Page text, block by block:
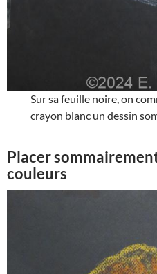
Sur sa feuille noire, on
crayon blanc un dessin
Placer
couleurs